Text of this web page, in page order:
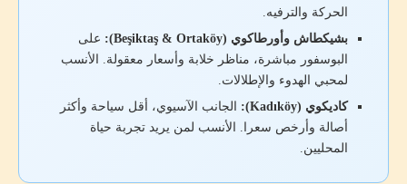
الحركة والترفيه.
بشيكطاش وأورطاكوي (Beşiktaş & Ortaköy):
على
البوسفور مباشرة، مناظر خلابة وأسعار معقولة. الأنسب
لمحبي الهدوء والإطلالات.
كاديكوي (Kadıköy):
الجانب الآسيوي، أقل سياحة وأكثر
أصالة وأرخص سعرا. الأنسب لمن يريد تجربة حياة
المحليين.